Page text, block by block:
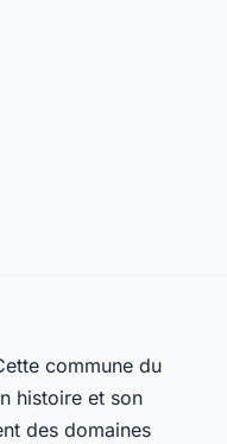
commune du
histoire et son
des domaines